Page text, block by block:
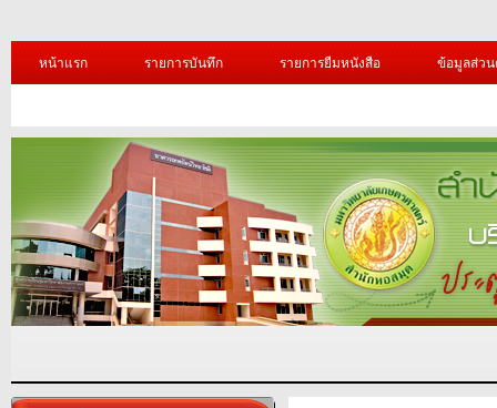
หน้าแรก รายการบันทึก รายการยืมหนังสือ ข้อมูลส่ว